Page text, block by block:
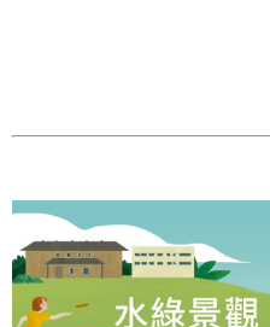
權
策
資
料
開